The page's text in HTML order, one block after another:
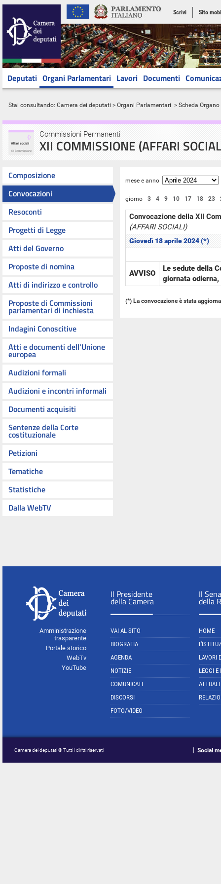
Scrivi Sito
Deputati Organi Parlamentari Lavori Documenti
Stai consultando: Camera dei deputati > Organi Parlamentari > Scheda Organo
Commissioni Permanenti
XII COMMISSIONE (AFFARI
Composizione
Convocazioni
Resoconti
Progetti di Legge
Atti del Governo
Proposte di nomina
Atti di indirizzo e controllo
Proposte di Commissioni
parlamentari di inchiesta
Indagini Conoscitive
Atti e documenti dell'Unione
europea
Audizioni formali
Audizioni e incontri informali
Documenti acquisiti
Sentenze della Corte
costituzionale
Petizioni
Tematiche
Statistiche
Dalla WebTV
mese e anno
giorno 3 4 9 10 17 18 23
Convocazione della XII
(AFFARI SOCIALI)
Giovedì 18 aprile 2024 (*)
AVVISO
Le sedute della
giornata odierna,
(*) La convocazione è stata
Amministrazione
trasparente
Portale storico
WebTv
YouTube
Il Presidente
della Camera
VAI AL SITO
BIOGRAFIA
AGENDA
NOTIZIE
COMUNICATI
DISCORSI
FOTO/VIDEO
Il
della
HOME
LAVORI
LEGGI E
Camera dei deputati © Tutti i diritti riservati Social